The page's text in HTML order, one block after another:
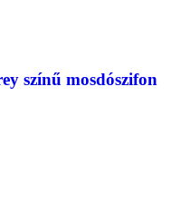
színű mosdószifon